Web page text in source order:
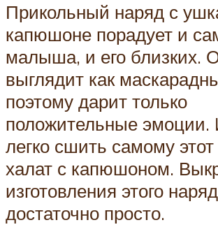
Прикольный наряд с
капюшоне порадует и
малыша, и его близких.
выглядит как
поэтому дарит только
положительные эмоции.
легко сшить самому этот
халат с капюшоном.
изготовления этого
достаточно просто.